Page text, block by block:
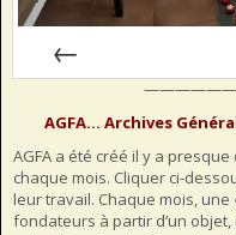
AGFA… Archives
AGFA a été créé il y a
chaque mois. Cliquer ci-
leur travail. Chaque mois,
fondateurs à partir d’un objet,